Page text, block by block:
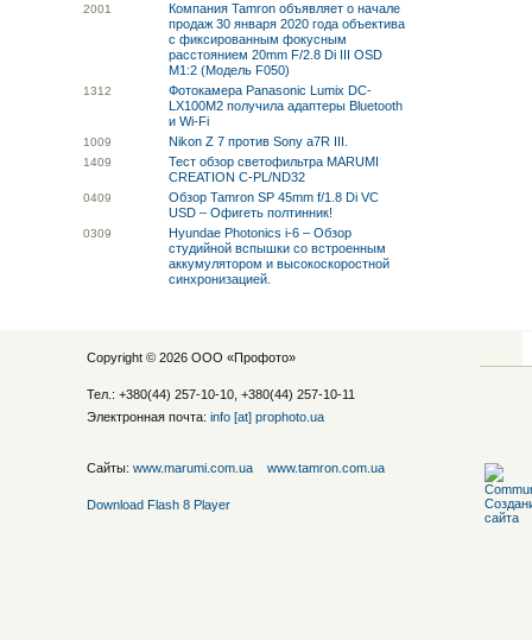
2001
Компания Tamron объявляет о начале
продаж 30 января 2020 года объектива
с фиксированным фокусным
расстоянием 20mm F/2.8 Di III OSD
M1:2 (Модель F050)
1312
Фотокамера Panasonic Lumix DC-
LX100M2 получила адаптеры Bluetooth
и Wi-Fi
1009 Nikon Z 7 против Sony a7R III.
1409
Тест обзор светофильтра MARUMI
CREATION C-PL/ND32
0409
Обзор Tamron SP 45mm f/1.8 Di VC
USD – Офигеть полтинник!
0309
Hyundae Photonics i-6 – Обзор
студийной вспышки со встроенным
аккумулятором и высокоскоростной
синхронизацией.
Copyright © 2026 ООО «Профото»
Тел.: +380(44) 257-10-10, +380(44) 257-10-11
Электронная почта: info [at] prophoto.ua
Сайты: www.marumi.com.ua www.tamron.com.ua
Download Flash 8 Player